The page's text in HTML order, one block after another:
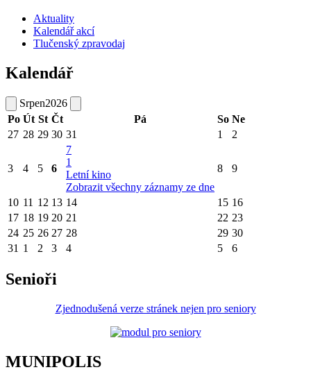
Aktuality
Kalendář akcí
Tlučenský zpravodaj
Kalendář
Srpen2026
Po Út St Čt Pá So Ne
27 28 29 30 31 1 2
3 4 5 6
7
1
Letní kino
Zobrazit všechny záznamy ze dne
8 9
10 11 12 13 14 15 16
17 18 19 20 21 22 23
24 25 26 27 28 29 30
31 1 2 3 4 5 6
Senioři
Zjednodušená verze stránek nejen pro seniory
MUNIPOLIS